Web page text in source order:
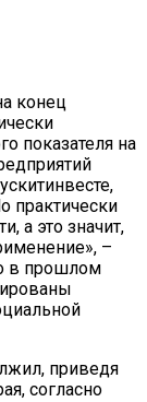
конец
показателя на
практически
а это значит,
–
в прошлом
приведя
согласно